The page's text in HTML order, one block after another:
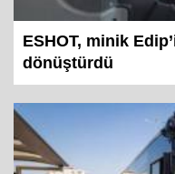
ESHOT, minik
dönüştürdü